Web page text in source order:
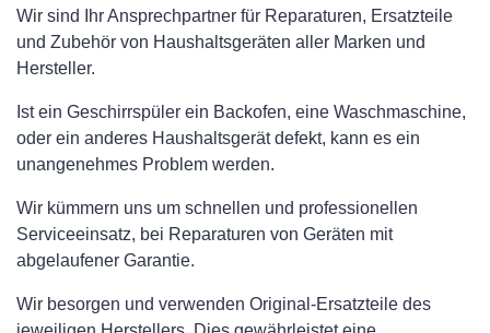
Wir sind Ihr Ansprechpartner für Reparaturen, Ersatzteile
und Zubehör von Haushaltsgeräten aller Marken und
Hersteller.
Ist ein Geschirrspüler ein Backofen, eine Waschmaschine,
oder ein anderes Haushaltsgerät defekt, kann es ein
unangenehmes Problem werden.
Wir kümmern uns um schnellen und professionellen
Serviceeinsatz, bei Reparaturen von Geräten mit
abgelaufener Garantie.
Wir besorgen und verwenden Original-Ersatzteile des